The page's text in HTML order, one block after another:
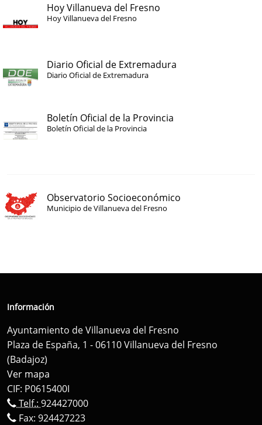
Hoy Villanueva del Fresno
Hoy Villanueva del Fresno
Diario Oficial de Extremadura
Diario Oficial de Extremadura
Boletín Oficial de la Provincia
Boletín Oficial de la Provincia
Observatorio Socioeconómico
Municipio de Villanueva del Fresno
Información
Ayuntamiento de Villanueva del Fresno
Plaza de España, 1 - 06110 Villanueva del Fresno
(Badajoz)
Ver mapa
CIF: P0615400I
Telf.: 924427000
Fax: 924427223